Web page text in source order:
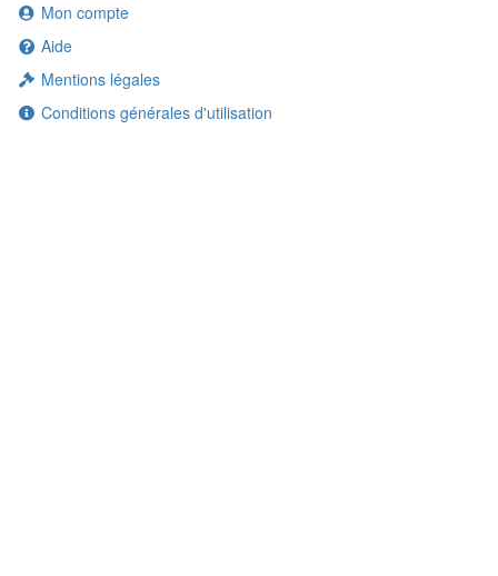
Mon compte
Aide
Mentions légales
Conditions générales d'utilisation